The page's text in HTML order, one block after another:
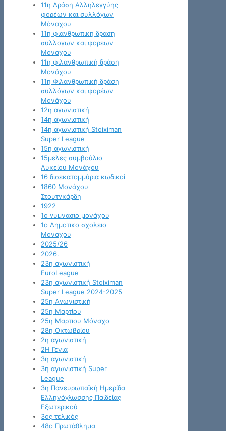
11η Δράση Αλληλεγγύης
φορέων και συλλόγων
Μόναχου
11η φιανθρωπικη δραση
συλλογων και φορεων
Μοναχου
11η φιλανθρωπική δράση
Μονάχου
11η Φιλανθρωπική δράση
συλλόγων και φορέων
Μονάχου
12η αγωνιστική
14η αγωνιστική
14η αγωνιστική Stoiximan
Super League
15η αγωνιστική
15μελες συμβούλιο
Λυκείου Μονάχου
16 δισεκατομμύρια κωδικοί
1860 Μονάχου
Στουτγκάρδη
1922
1ο γυμνασιο μονάχου
1ο Δημοτικο σχολειο
Μοναχου
2025/26
2026.
23η αγωνιστική
EuroLeague
23η αγωνιστική Stoiximan
Super League 2024-2025
25η Αγωνιστική
25η Μαρτίου
25η Μαρτιου Μόναχο
28η Οκτωβρίου
2η αγωνιστική
2Η Γενια
3η αγωνιστική
3η αγωνιστική Super
League
3η Πανευρωπαϊκή Ημερίδα
Ελληνόγλωσσης Παιδείας
Εξωτερικού
3ος τελικός
48ο Πρωτάθλημα